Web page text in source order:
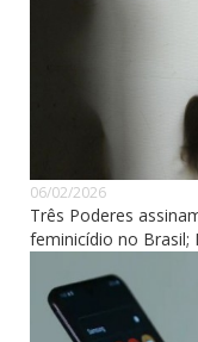
06/02/2026
Três Poderes
feminicídio no Brasil;